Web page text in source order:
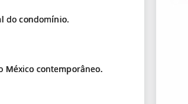
do condomínio.
México contemporâneo.